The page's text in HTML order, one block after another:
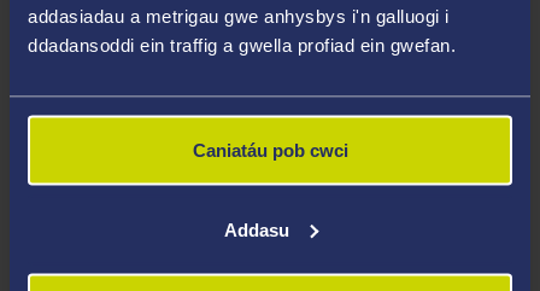
addasiadau a metrigau gwe anhysbys i'n galluogi i
ddadansoddi ein traffig a gwella profiad ein gwefan.
Caniatáu pob cwci
Addasu